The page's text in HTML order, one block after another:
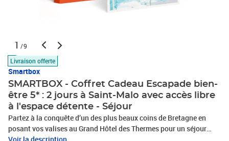
1 /9
Livraison offerte
Smartbox
SMARTBOX - Coffret Cadeau Escapade bien-
être 5* : 2 jours à Saint-Malo avec accès libre
à l'espace détente - Séjour
Partez à la conquête d’un des plus beaux coins de Bretagne en
posant vos valises au Grand Hôtel des Thermes pour un séjour